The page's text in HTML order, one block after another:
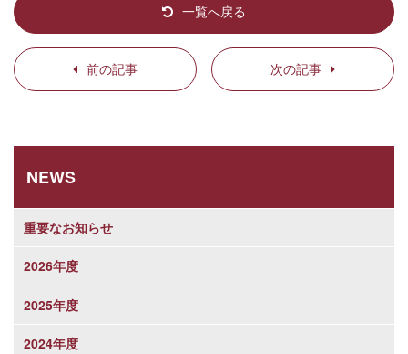
前の記事
一覧へ戻る
次の記事
NEWS
重要なお知らせ
2026年度
2025年度
2024年度